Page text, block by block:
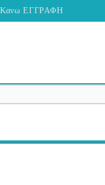
Κανω ΕΓΓΡΑΦΗ